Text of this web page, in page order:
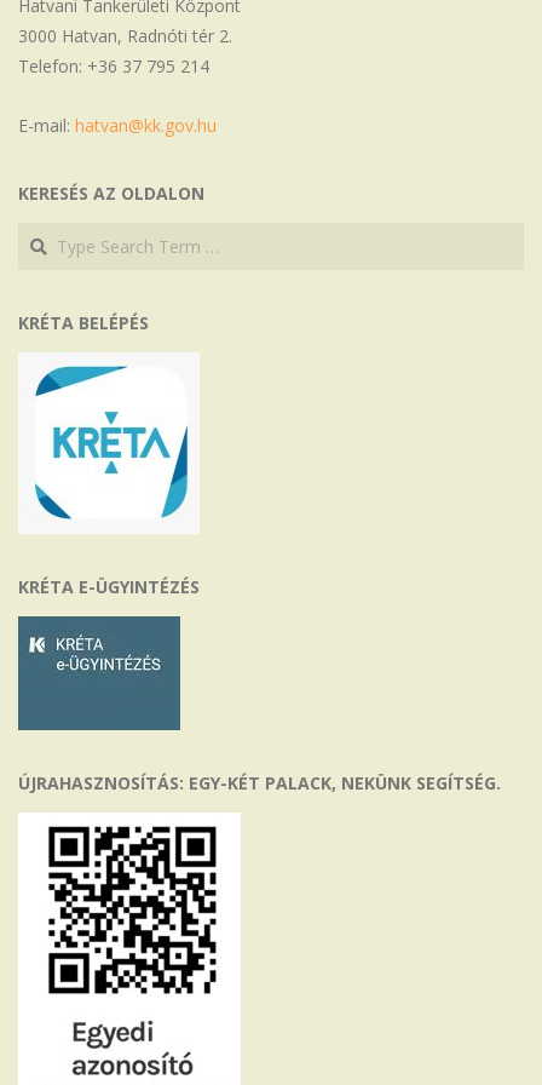
Hatvani Tankerületi Központ
3000 Hatvan, Radnóti tér 2.
Telefon: +36 37 795 214
E-mail: hatvan@kk.gov.hu
KERESÉS AZ OLDALON
Search
Search
KRÉTA BELÉPÉS
KRÉTA E-ÜGYINTÉZÉS
ÚJRAHASZNOSÍTÁS: EGY-KÉT PALACK, NEKÜNK SEGÍTSÉG.